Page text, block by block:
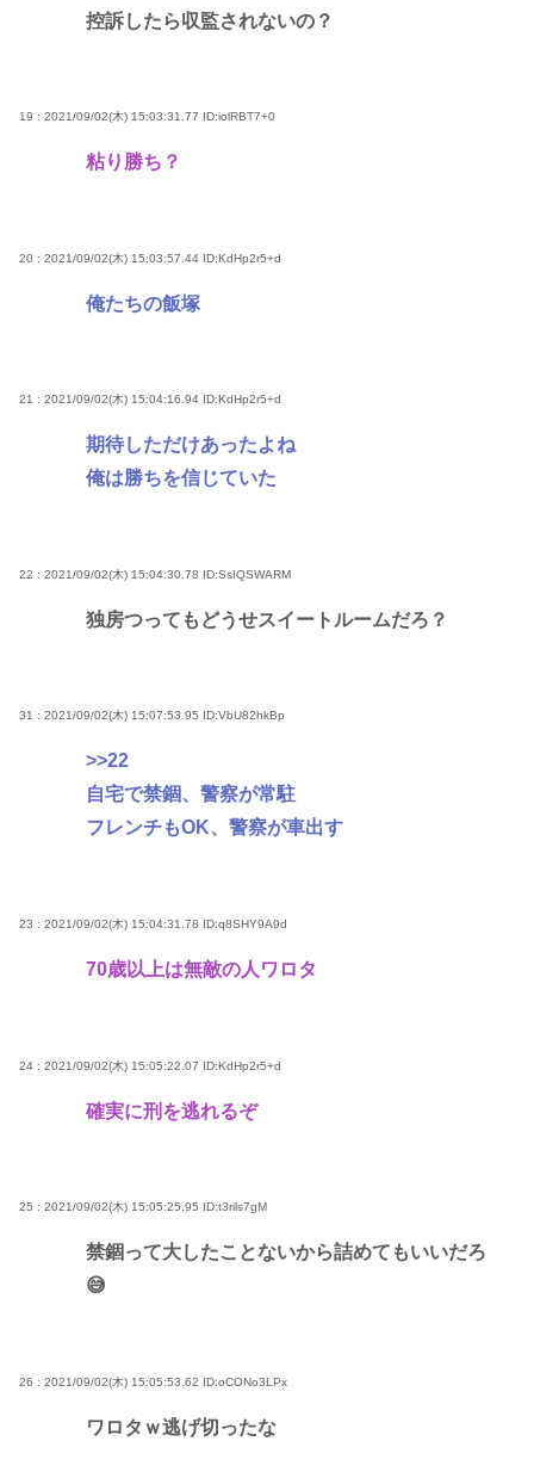
控訴したら収監されないの？
19 : 2021/09/02(木) 15:03:31.77 ID:iolRBT7+0
粘り勝ち？
20 : 2021/09/02(木) 15:03:57.44 ID:KdHp2r5+d
俺たちの飯塚
21 : 2021/09/02(木) 15:04:16.94 ID:KdHp2r5+d
期待しただけあったよね
俺は勝ちを信じていた
22 : 2021/09/02(木) 15:04:30.78 ID:SsIQSWARM
独房つってもどうせスイートルームだろ？
31 : 2021/09/02(木) 15:07:53.95 ID:VbU82hkBp
>>22
自宅で禁錮、警察が常駐
フレンチもOK、警察が車出す
23 : 2021/09/02(木) 15:04:31.78 ID:q8SHY9A9d
70歳以上は無敵の人ワロタ
24 : 2021/09/02(木) 15:05:22.07 ID:KdHp2r5+d
確実に刑を逃れるぞ
25 : 2021/09/02(木) 15:05:25.95 ID:t3rils7gM
禁錮って大したことないから詰めてもいいだろ
😅
26 : 2021/09/02(木) 15:05:53.62 ID:oCONo3LPx
ワロタｗ逃げ切ったな